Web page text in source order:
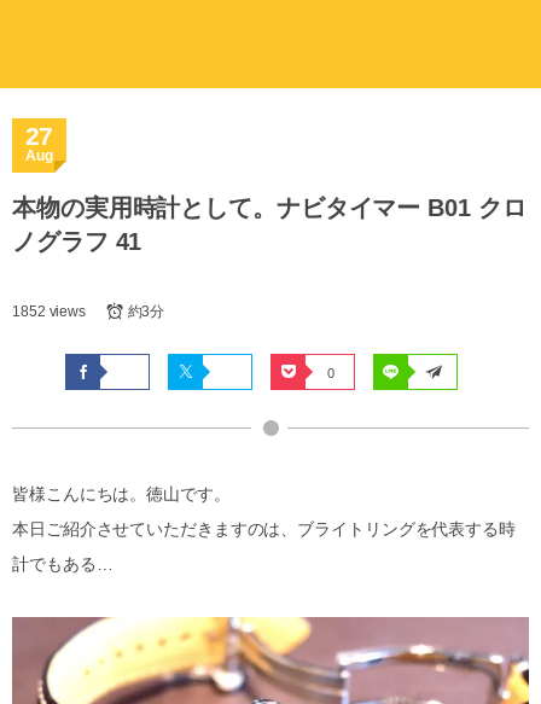
27
Aug
本物の実用時計として。ナビタイマー B01 クロ
ノグラフ 41
1852 views 約3分
0
皆様こんにちは。徳山です。
本日ご紹介させていただきますのは、ブライトリングを代表する時
計でもある…